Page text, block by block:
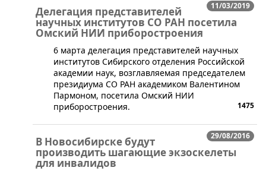
11/03/2019
Делегация представителей
научных институтов СО РАН посетила
Омский НИИ приборостроения
​6 марта делегация представителей научных
институтов Сибирского отделения Российской
академии наук, возглавляемая председателем
президиума СО РАН академиком Валентином
Пармоном, посетила Омский НИИ
приборостроения.
1475
29/08/2016
В Новосибирске будут
производить шагающие экзоскелеты
для инвалидов